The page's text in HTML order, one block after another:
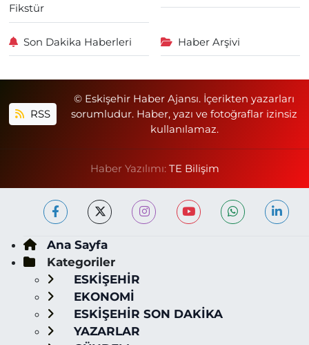
Fikstür
Son Dakika Haberleri Haber Arşivi
RSS
© Eskişehir Haber Ajansı. İçerikten yazarları
sorumludur. Haber, yazı ve fotoğraflar izinsiz
kullanılamaz.
Haber Yazılımı: TE Bilişim
Ana Sayfa
Kategoriler
ESKİŞEHİR
EKONOMİ
ESKİŞEHİR SON DAKİKA
YAZARLAR